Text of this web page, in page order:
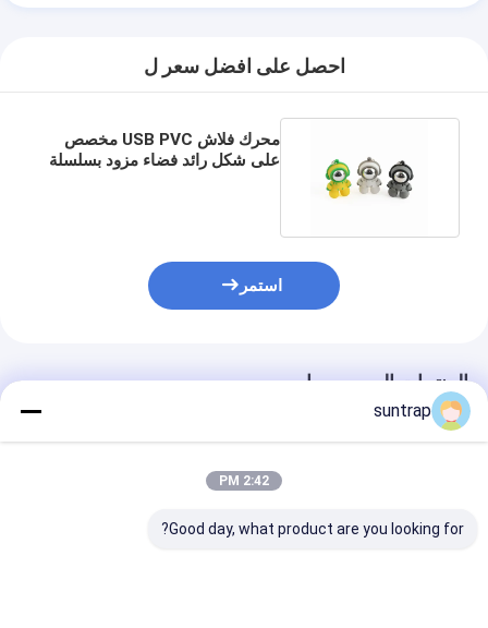
احصل على افضل سعر ل
محرك فلاش USB PVC مخصص
على شكل رائد فضاء مزود بسلسلة
استمر
المنتجات الموصى بها
suntrap
2:42 PM
Good day, what product are you looking for?